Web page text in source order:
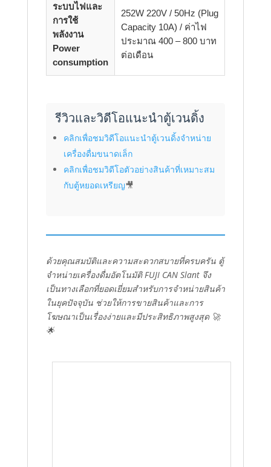
ระบบไฟและ
การใช้
พลังงาน
Power
consumption
252W 220V / 50Hz (Plug
Capacity 10A) / ค่าไฟ
ประมาณ 400 – 800 บาท
ต่อเดือน
รีวิวและวิดีโอแนะนำตู้เวนดิ้ง
คลิกเพื่อชมวิดีโอแนะนำตู้เวนดิ้งจำหน่าย
เครื่องดื่มขนาดเล็ก
คลิกเพื่อชมวิดีโอตัวอย่างสินค้าที่เหมาะสม
กับตู้หยอดเหรียญ🎥
ด้วยคุณสมบัติและความสะดวกสบายที่ครบครัน ตู้
จำหน่ายเครื่องดื่มอัตโนมัติ FUJI CAN Slant จึง
เป็นทางเลือกที่ยอดเยี่ยมสำหรับการจำหน่ายสินค้า
ในยุคปัจจุบัน ช่วยให้การขายสินค้าและการ
โฆษณาเป็นเรื่องง่ายและมีประสิทธิภาพสูงสุด 🚀
🌟